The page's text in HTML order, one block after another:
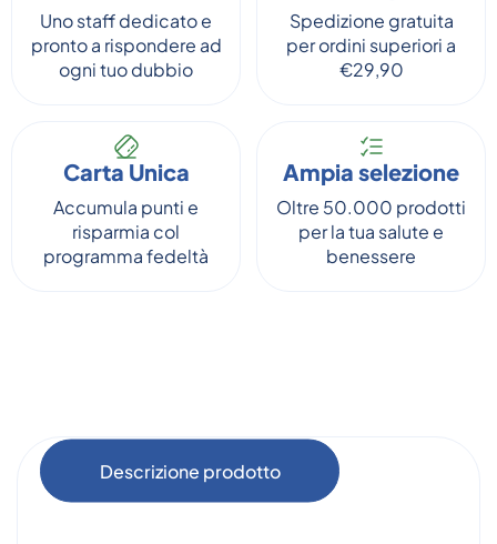
Uno staff dedicato e
pronto a rispondere ad
ogni tuo dubbio
Spedizione gratuita
per ordini superiori a
€29,90
Carta Unica
Accumula punti e
risparmia col
programma fedeltà
Ampia selezione
Oltre 50.000 prodotti
per la tua salute e
benessere
Descrizione prodotto